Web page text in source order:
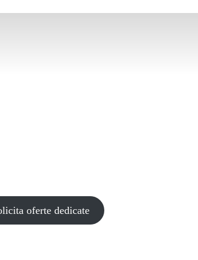
oferte dedicate